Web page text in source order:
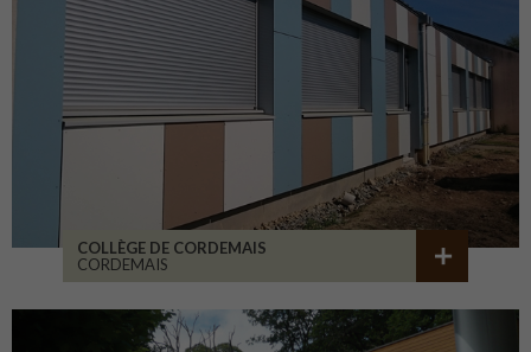
COLLÈGE DE CORDEMAIS
CORDEMAIS